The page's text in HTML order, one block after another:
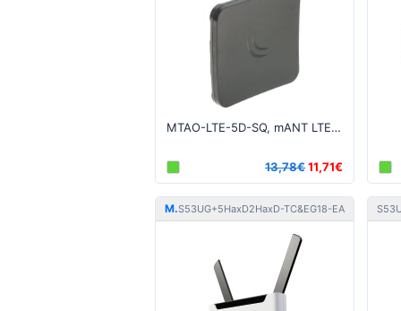
MTAO-LTE-5D-SQ, mANT LTE 5o 5dBi LTE κεραία με 2 x SMA βύσματα - OPEN BOX
13,78€11,71€
MikroTikS53UG+5HaxD2HaxD-TC&EG18-EA